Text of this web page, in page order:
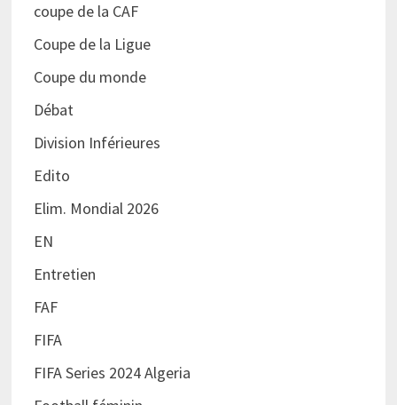
coupe de la CAF
Coupe de la Ligue
Coupe du monde
Débat
Division Inférieures
Edito
Elim. Mondial 2026
EN
Entretien
FAF
FIFA
FIFA Series 2024 Algeria